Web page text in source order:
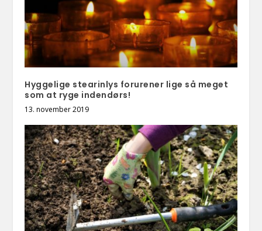
Hyggelige stearinlys forurener lige så meget
som at ryge indendørs!
13. november 2019